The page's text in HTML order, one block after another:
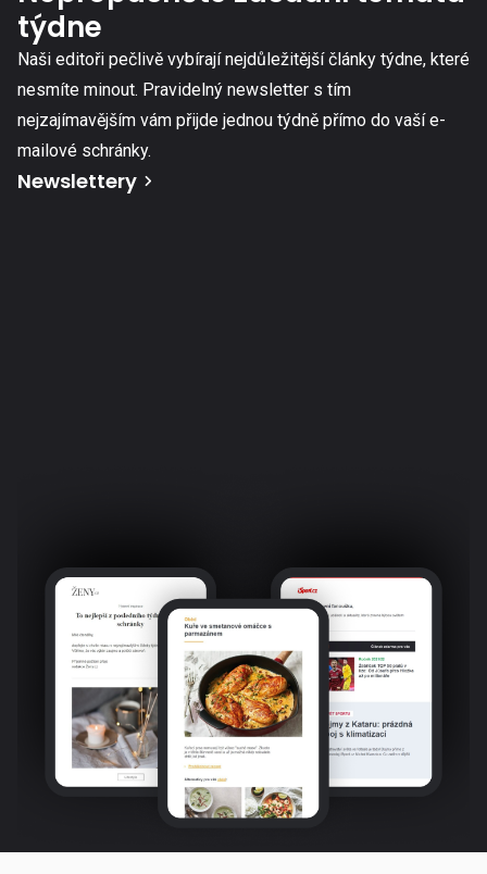
týdne
Naši editoři pečlivě vybírají nejdůležitější články týdne, které
nesmíte minout. Pravidelný newsletter s tím
nejzajímavějším vám přijde jednou týdně přímo do vaší e-
mailové schránky.
Newslettery